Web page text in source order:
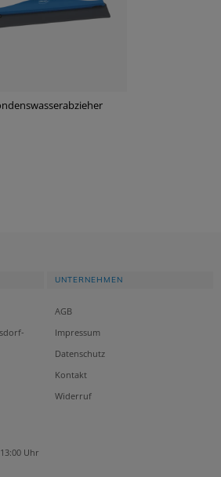
Uhr
UNTERNEHMEN
AGB
Impressum
Datenschutz
Kontakt
Widerruf